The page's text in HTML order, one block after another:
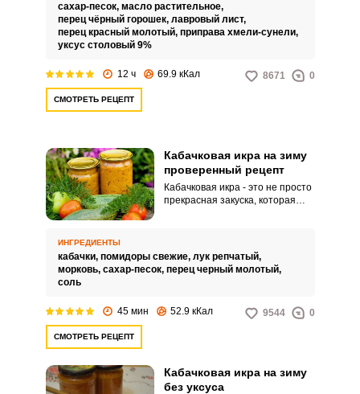
сахар-песок, масло растительное,
перец чёрный горошек, лавровый лист,
перец красный молотый, приправа хмели-сунели,
уксус столовый 9%
12 ч 69.9 кКал 8671 0
СМОТРЕТЬ РЕЦЕПТ
Кабачковая икра на зиму
проверенный рецепт
Кабачковая икра - это не просто
прекрасная закуска, которая
И всё благодаря основному
ингредиенту – кабачку, который
отличается
железа.
ИНГРЕДИЕНТЫ
кабачки, помидоры свежие, лук репчатый,
морковь, сахар-песок, перец черный молотый,
соль
45 мин 52.9 кКал 9544 0
СМОТРЕТЬ РЕЦЕПТ
Кабачковая икра на зиму
без уксуса